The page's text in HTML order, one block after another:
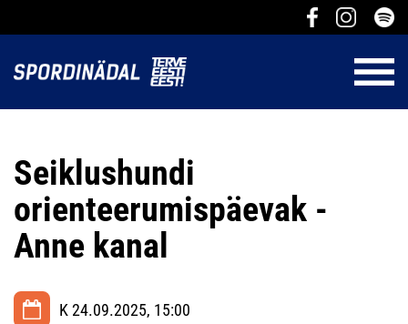
Seiklushundi
orienteerumispäevak -
Anne kanal
K 24.09.2025, 15:00